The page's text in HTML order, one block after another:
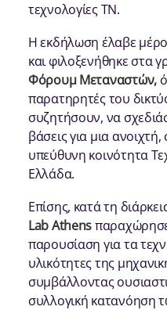
τεχνολογίες ΤΝ.
Η εκδήλωση έλαβε
και φιλοξενήθηκε στα
Φόρουμ Μεταναστών,
παρατηρητές του
συζητήσουν, να
βάσεις για μια
υπεύθυνη κοινότητα
Ελλάδα.
Επίσης, κατά τη
Lab Athensπαραχώρησε
παρουσίαση για τα
υλικότητες της
συμβάλλοντας
συλλογική κατανόηση